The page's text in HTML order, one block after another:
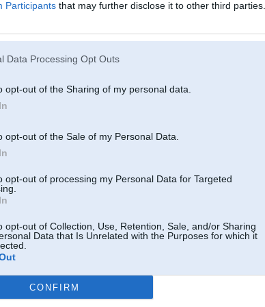
Participants that may further disclose it to other third parties.
Data Processing Opt Outs
opt-out of the Sharing of my personal data.
opt-out of the Sale of my Personal Data.
opt-out of processing my Personal Data for Targeted
opt-out of Collection, Use, Retention, Sale, and/or Sharing
Data that Is Unrelated with the Purposes for which it
CONFIRM
ar automobīļiem
25 Nov 2012, 13:44:05 Kuklasklans rakstīja: